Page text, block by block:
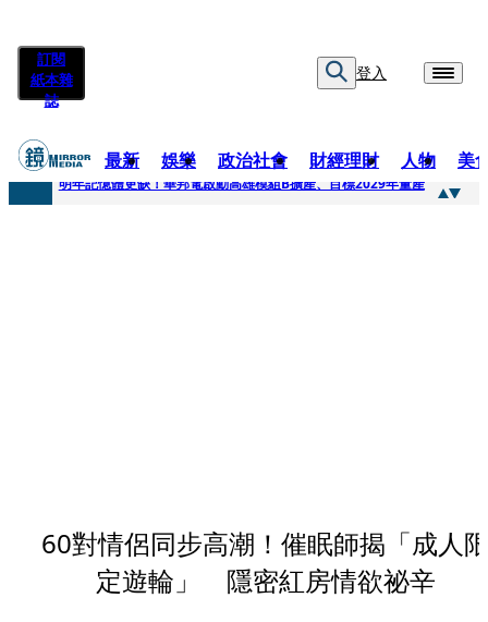
訂閱
紙本雜
誌
登入
最新 娛樂 政治社會 財經理財 人物 美
快訊
明年記憶體更缺！華邦電啟動高雄模組B擴產、目標2029年量產
60對情侶同步高潮！催眠師揭「成人
定遊輪」 隱密紅房情欲祕辛